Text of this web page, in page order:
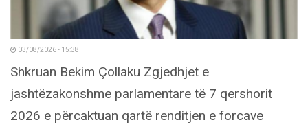
03/08/2026 - 15:38
Shkruan Bekim Çollaku Zgjedhjet e
jashtëzakonshme parlamentare të 7 qershorit
2026 e përcaktuan qartë renditjen e forcave